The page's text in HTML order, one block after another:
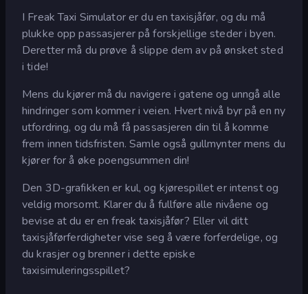
I Freak Taxi Simulator er du en taxisjåfør, og du må
plukke opp passasjerer på forskjellige steder i byen.
Deretter må du prøve å slippe dem av på ønsket sted
i tide!
Mens du kjører må du navigere i gatene og unngå alle
hindringer som kommer i veien. Hvert nivå byr på en ny
utfordring, og du må få passasjeren din til å komme
frem innen tidsfristen. Samle også gullmynter mens du
kjører for å øke poengsummen din!
Den 3D-grafikken er kul, og kjørespillet er intenst og
veldig morsomt. Klarer du å fullføre alle nivåene og
bevise at du er en freak taxisjåfør? Eller vil ditt
taxisjåførferdigheter vise seg å være forferdelige, og
du krasjer og brenner i dette episke
taxisimuleringsspillet?